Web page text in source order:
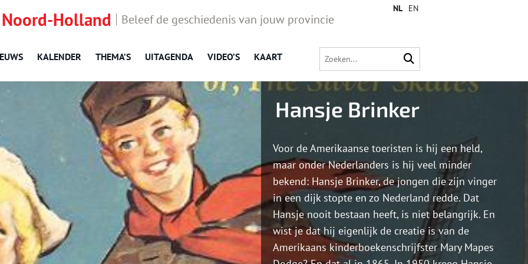
Holland Beleef de geschiedenis van jouw provincie
KALENDER THEMA’S UITAGENDA VIDEO’S KAART
NL EN
Hansje Brinker
Voor de Amerikaanse toeristen is hij een held,
maar onder Nederlanders is hij veel minder
bekend: Hansje Brinker, de jongen die zijn vinger
in een dijk stopte en zo Nederland redde. Dat
Hansje nooit bestaan heeft, is niet belangrijk. En
wist je dat hij eigenlijk de creatie is van de
Amerikaans kinderboekenschrijfster Mary Mapes